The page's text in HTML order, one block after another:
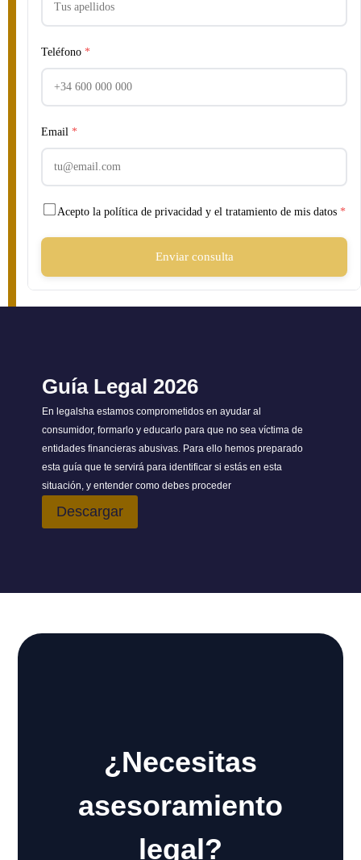
Teléfono *
Email *
Acepto la política de privacidad y el tratamiento de mis datos *
Enviar consulta
Guía Legal 2026
En legalsha estamos comprometidos en ayudar al
consumidor, formarlo y educarlo para que no sea víctima de
entidades financieras abusivas. Para ello hemos preparado
esta guía que te servirá para identificar si estás en esta
situación, y entender como debes proceder
Descargar
¿Necesitas
asesoramiento
legal?